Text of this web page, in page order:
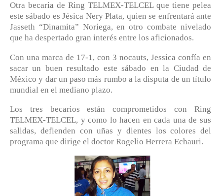
Otra becaria de Ring TELMEX-TELCEL que tiene pelea
este sábado es Jésica Nery Plata, quien se enfrentará ante
Jasseth “Dinamita” Noriega, en otro combate nivelado
que ha despertado gran interés entre los aficionados.
Con una marca de 17-1, con 3 nocauts, Jessica confía en
sacar un buen resultado este sábado en la Ciudad de
México y dar un paso más rumbo a la disputa de un título
mundial en el mediano plazo.
Los tres becarios están comprometidos con Ring
TELMEX-TELCEL, y como lo hacen en cada una de sus
salidas, defienden con uñas y dientes los colores del
programa que dirige el doctor Rogelio Herrera Echauri.